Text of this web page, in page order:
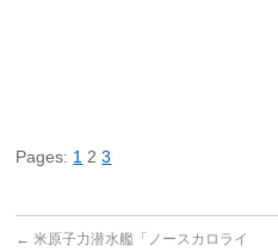
Pages: 1 2 3
← 米原子力潜水艦「ノースカロライ